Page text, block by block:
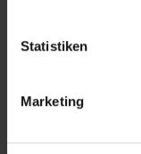
Statistiken
Marketing
Schritt3
Schritt4
Schritt5: